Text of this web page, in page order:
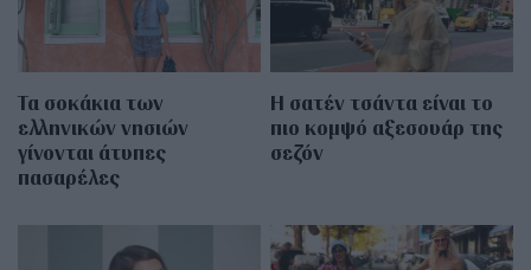
Τα σοκάκια των
ελληνικών νησιών
γίνονται άτυπες
πασαρέλες
Η σατέν τσάντα είναι το
πιο κομψό αξεσουάρ της
σεζόν